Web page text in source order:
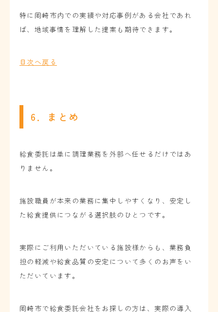
特に岡崎市内での実績や対応事例がある会社であれ
ば、地域事情を理解した提案も期待できます。
目次へ戻る
6．まとめ
給食委託は単に調理業務を外部へ任せるだけではあ
りません。
施設職員が本来の業務に集中しやすくなり、安定し
た給食提供につながる選択肢のひとつです。
実際にご利用いただいている施設様からも、業務負
担の軽減や給食品質の安定について多くのお声をい
ただいています。
岡崎市で給食委託会社をお探しの方は、実際の導入